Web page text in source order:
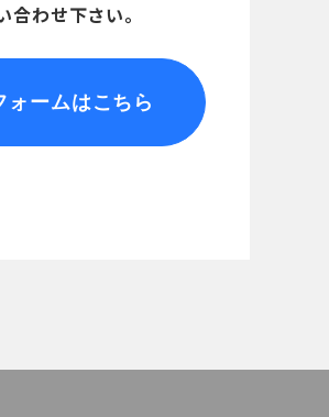
合わせ下さい。
ォームはこちら